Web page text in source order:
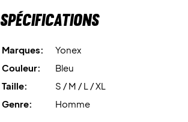
Spécifications
Marques:
Yonex
Couleur:
Bleu
Taille:
S / M / L / XL
Genre:
Homme